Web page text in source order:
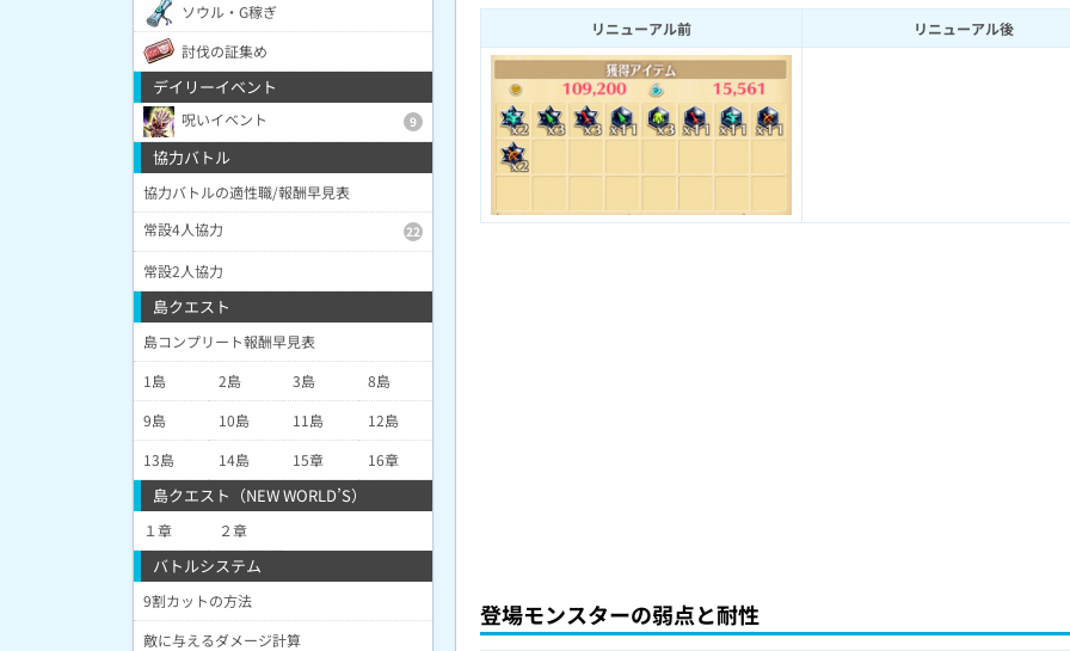
リニューアル前 リニューアル後
登場モンスターの弱点と耐性
ソウル・G稼ぎ
討伐の証集め
デイリーイベント
呪いイベント 9
協力バトル
協力バトルの適性職/報酬早見表
常設4人協力
22
常設2人協力
島クエスト
島コンプリート報酬早見表
1島
2島 3島
8島
9島
10島 11島
12島
13島
14島 15章 16章
島クエスト（NEW WORLD’S）
１章 ２章
バトルシステム
9割カットの方法
敵に与えるダメージ計算